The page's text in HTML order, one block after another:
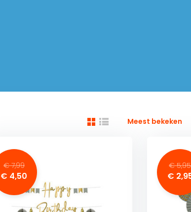
Meest bekeken
€ 7,99
€ 4,50
€ 5,95
€